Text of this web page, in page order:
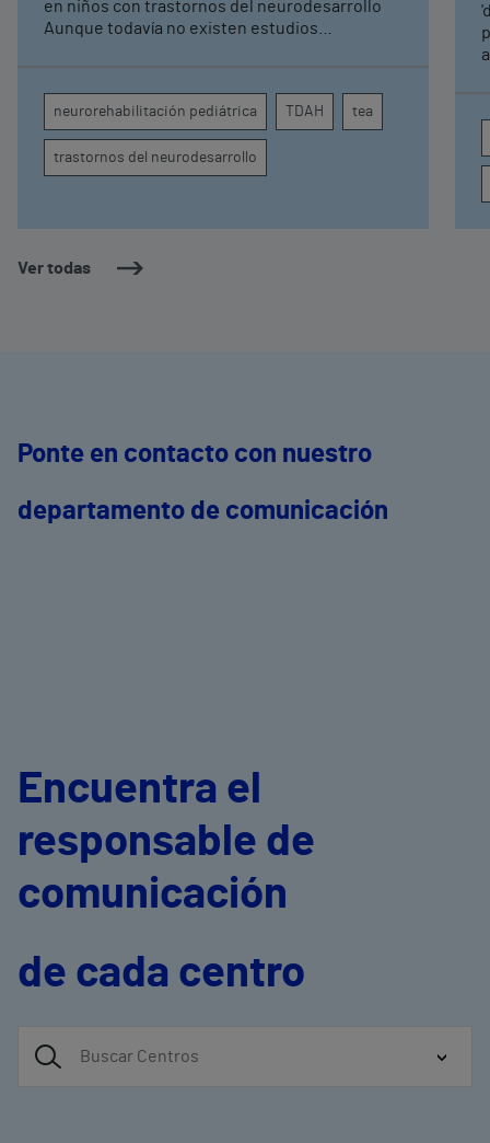
Ver todas
pediátrica de Vithas
en niños con trastornos del neurodesarrollo
Aunque todavía no existen estudios
atención, la regulación emocional y la
conducta
neurorehabilitación pediátrica TDAH tea
trastornos del neurodesarrollo
Ponte en contacto con nuestro
departamento de comunicación
Encuentra el
responsable de
comunicación
de cada centro